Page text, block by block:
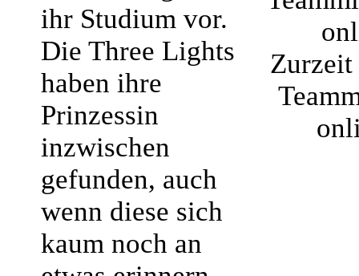
ihr Studium vor.
Die Three Lights
haben ihre
Prinzessin
inzwischen
gefunden, auch
wenn diese sich
kaum noch an